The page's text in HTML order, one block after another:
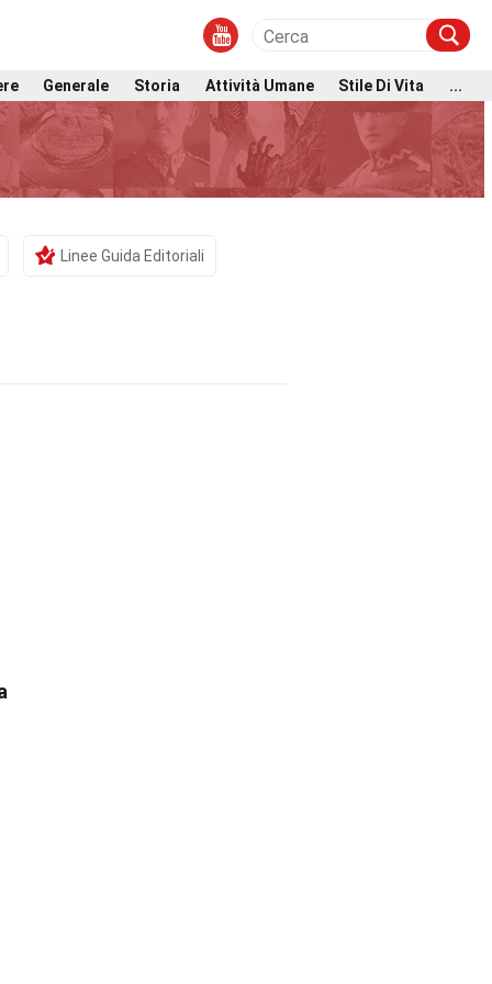
Generale Storia Attività Umane Stile Di Vita ...
Linee Guida Editoriali